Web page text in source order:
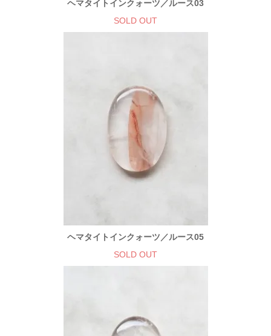
ヘマタイトインクォーツ／ルース03
SOLD OUT
ヘマタイトインクォーツ／ルース05
SOLD OUT